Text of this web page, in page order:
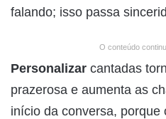
falando; isso passa
O conteúdo
Personalizar cantadas
prazerosa e aumenta as
início da conversa, porque